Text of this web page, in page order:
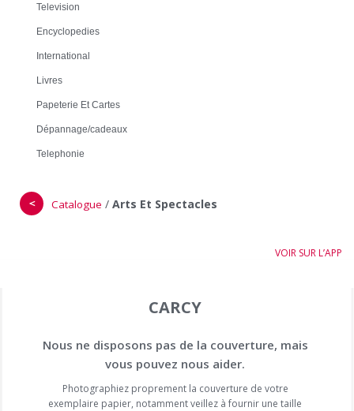
Television
Encyclopedies
International
Livres
Papeterie Et Cartes
Dépannage/cadeaux
Telephonie
＜ Catalogue / Arts Et Spectacles
VOIR SUR L’APP
CARCY
Nous ne disposons pas de la couverture, mais
vous pouvez nous aider.
Photographiez proprement la couverture de votre
exemplaire papier, notamment veillez à fournir une taille